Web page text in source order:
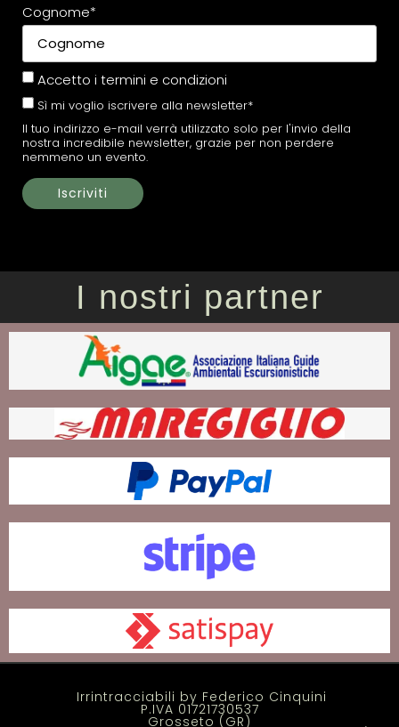
Cognome*
Accetto i termini e condizioni
Sì mi voglio iscrivere alla newsletter*
Il tuo indirizzo e-mail verrà utilizzato solo per l'invio della
nostra incredibile newsletter, grazie per non perdere
nemmeno un evento.
I nostri partner
Irrintracciabili by Federico Cinquini
P.IVA 01721730537
Grosseto (GR)